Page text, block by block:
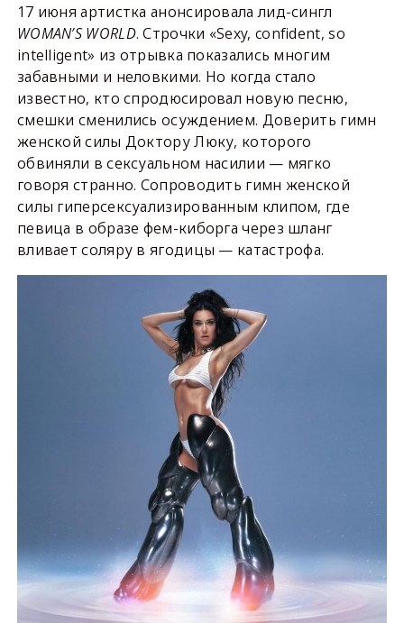
17 июня артистка анонсировала лид-сингл
WOMAN’S WORLD. Строчки «Sexy, confident, so
intelligent» из отрывка показались многим
забавными и неловкими. Но когда стало
известно, кто спродюсировал новую песню,
смешки сменились осуждением. Доверить гимн
женской силы Доктору Люку, которого
обвиняли в сексуальном насилии — мягко
говоря странно. Сопроводить гимн женской
силы гиперсексуализированным клипом, где
певица в образе фем-киборга через шланг
вливает соляру в ягодицы — катастрофа.